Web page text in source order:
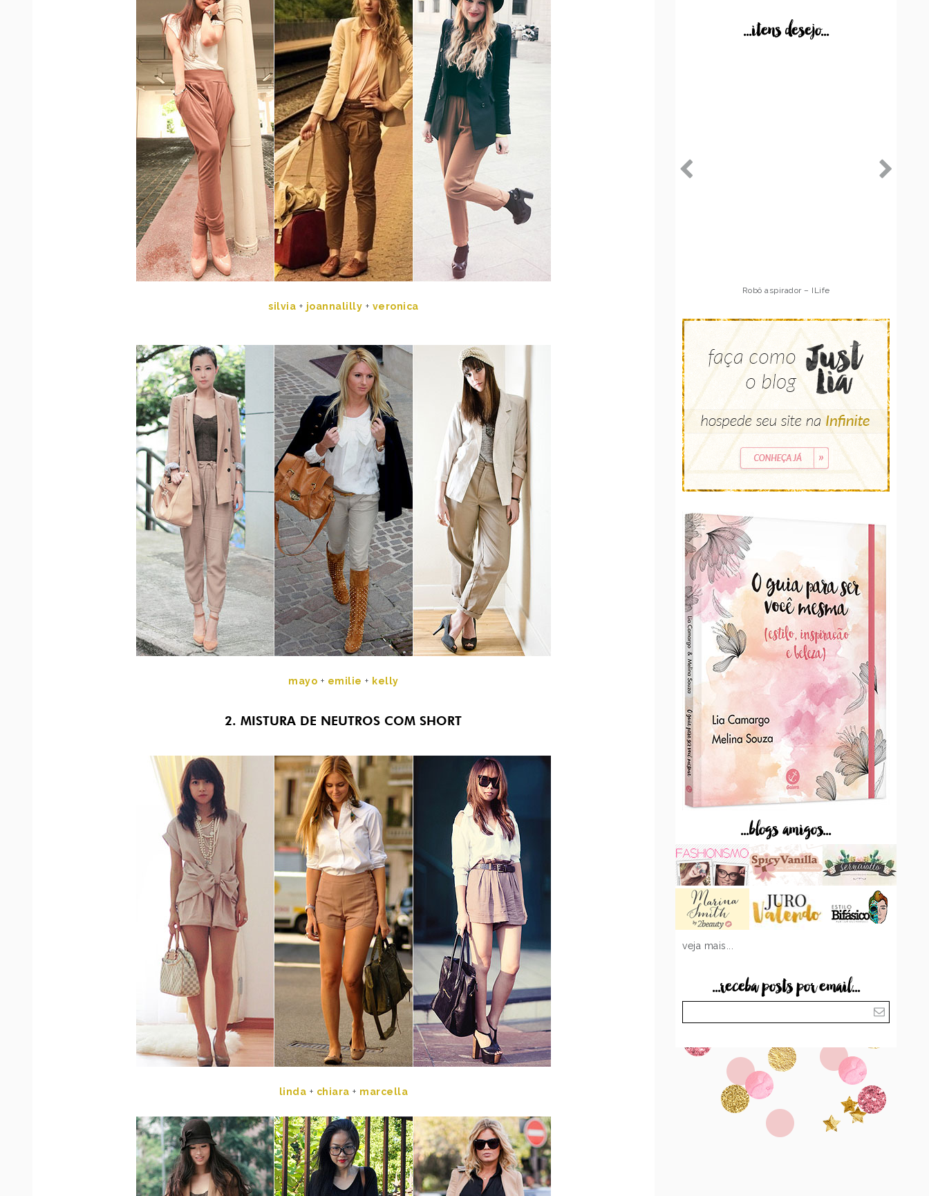
silvia + joannalilly + veronica
mayo + emilie + kelly
2. MISTURA DE NEUTROS COM SHORT
linda + chiara + marcella
...itens desejo...
Robô aspirador – Multilaser
...blogs amigos...
veja mais...
...receba posts por email...